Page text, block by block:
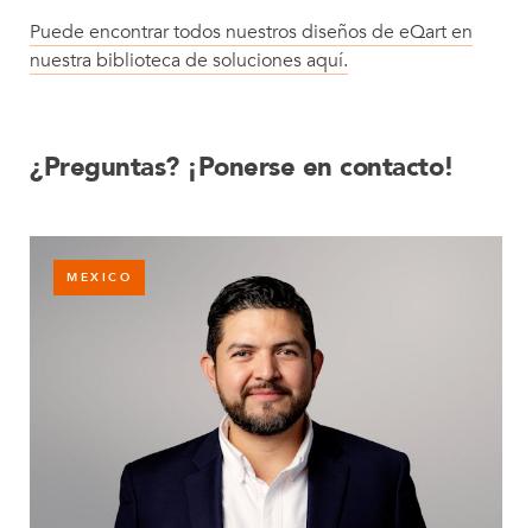
Puede encontrar todos nuestros diseños de eQart en
nuestra biblioteca de soluciones aquí.
¿Preguntas? ¡Ponerse en contacto!
MEXICO